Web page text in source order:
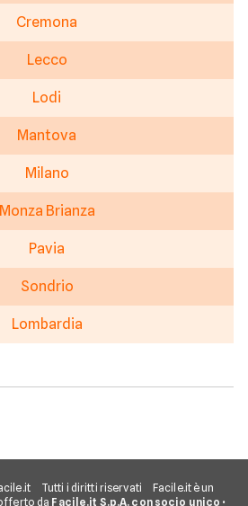
Cremona
Lecco
Lodi
Mantova
Milano
Monza Brianza
Pavia
Sondrio
Lombardia
Tutti i diritti riservati
Facile.it è un
da Facile.it S.p.A. con socio unico •